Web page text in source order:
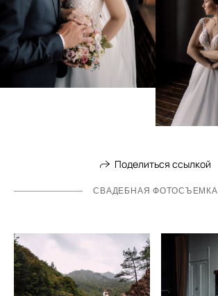
Поделиться ссылкой
СВАДЕБНАЯ ФОТОСЪЕМКА